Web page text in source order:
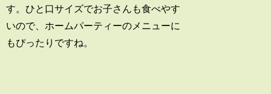
す。ひと口サイズでお子さんも食べやす
いので、ホームパーティーのメニューに
もぴったりですね。